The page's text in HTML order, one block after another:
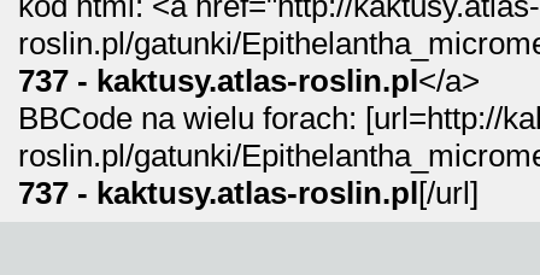
roslin.pl/gatunki/
737 - kaktusy.atlas-roslin.pl</a>
BBCode na wielu forach: [url=http://
roslin.pl/gatunki/
737 - kaktusy.atlas-roslin.pl[/url]